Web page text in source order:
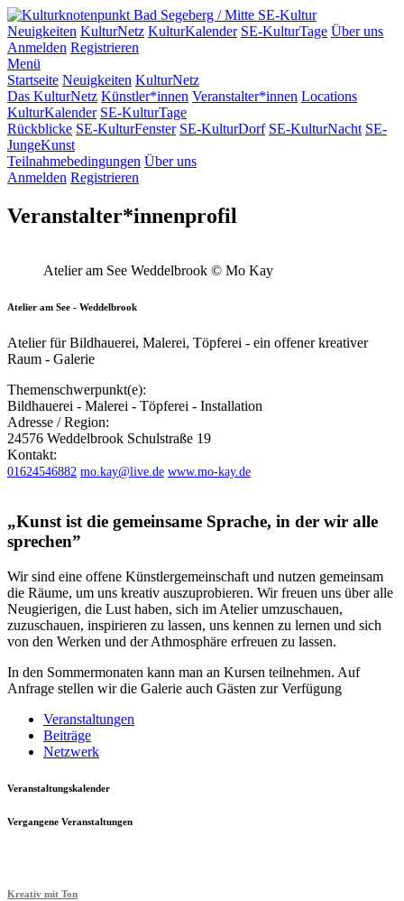
SE-Kultur
Neuigkeiten KulturNetz KulturKalender SE-KulturTage Über uns
Anmelden Registrieren
Menü
Startseite Neuigkeiten KulturNetz
Das KulturNetz Künstler*innen Veranstalter*innen Locations
KulturKalender SE-KulturTage
Rückblicke SE-KulturFenster SE-KulturDorf SE-KulturNacht SE-
JungeKunst
Teilnahmebedingungen Über uns
Anmelden Registrieren
Veranstalter*innenprofil
Atelier am See Weddelbrook © Mo Kay
Atelier am See - Weddelbrook
Atelier für Bildhauerei, Malerei, Töpferei - ein offener kreativer
Raum - Galerie
Themenschwerpunkt(e):
Bildhauerei - Malerei - Töpferei - Installation
Adresse / Region:
24576 Weddelbrook Schulstraße 19
Kontakt:
01624546882 mo.kay@live.de www.mo-kay.de
„Kunst ist die gemeinsame Sprache, in der wir alle
sprechen”
Wir sind eine offene Künstlergemeinschaft und nutzen gemeinsam
die Räume, um uns kreativ auszuprobieren. Wir freuen uns über alle
Neugierigen, die Lust haben, sich im Atelier umzuschauen,
zuzuschauen, inspirieren zu lassen, uns kennen zu lernen und sich
von den Werken und der Athmosphäre erfreuen zu lassen.
In den Sommermonaten kann man an Kursen teilnehmen. Auf
Anfrage stellen wir die Galerie auch Gästen zur Verfügung
Veranstaltungen
Beiträge
Netzwerk
Veranstaltungskalender
Vergangene Veranstaltungen
Kreativ mit Ton